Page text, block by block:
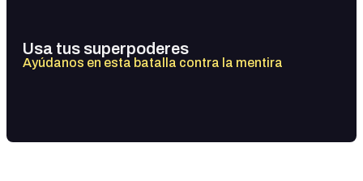
Usa tus superpoderes
Ayúdanos en esta batalla contra la mentira